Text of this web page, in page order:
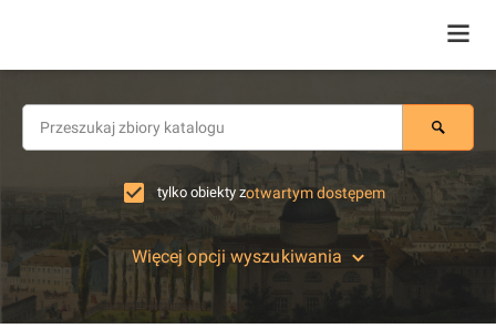
tylko obiekty zotwartym dostępem
Więcej opcji wyszukiwania